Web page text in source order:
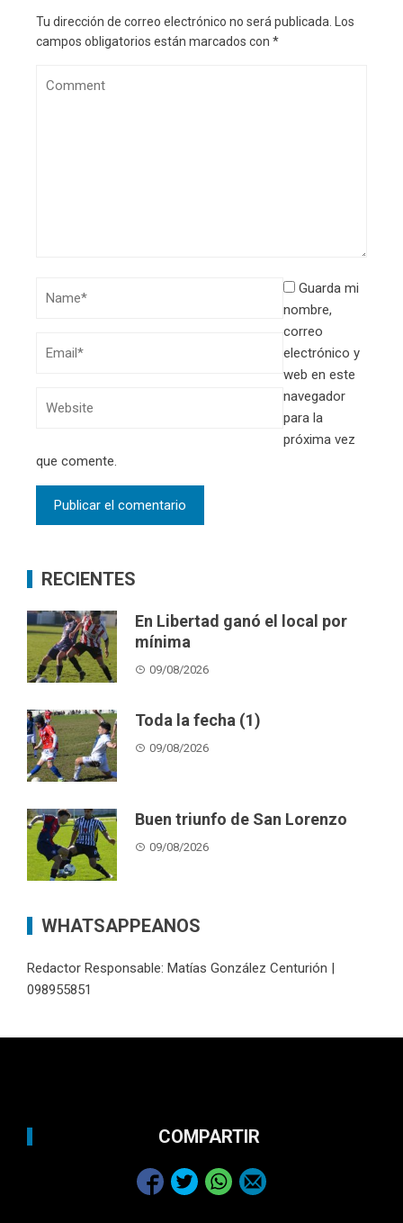
Tu dirección de correo electrónico no será publicada.
Los
campos obligatorios están marcados con *
Guarda mi
nombre,
correo
electrónico y
web en este
navegador
para la
próxima vez
que comente.
RECIENTES
En Libertad ganó el local por
mínima
09/08/2026
Toda la fecha (1)
09/08/2026
Buen triunfo de San Lorenzo
09/08/2026
WHATSAPPEANOS
Redactor Responsable: Matías González Centurión |
098955851
COMPARTIR